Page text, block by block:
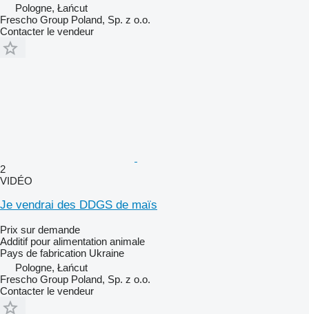
Pologne, Łańcut
Frescho Group Poland, Sp. z o.o.
Contacter le vendeur
2
VIDÉO
Je vendrai des DDGS de maïs
Prix sur demande
Additif pour alimentation animale
Pays de fabrication Ukraine
Pologne, Łańcut
Frescho Group Poland, Sp. z o.o.
Contacter le vendeur